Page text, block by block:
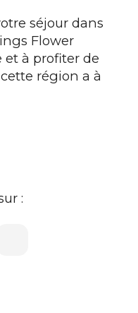
séjour dans
Flower
à profiter de
région a à
: